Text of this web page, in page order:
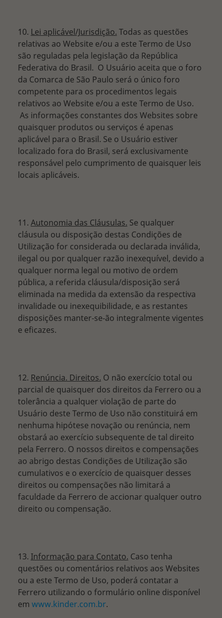
10. Lei aplicável/Jurisdição. Todas as questões
relativas ao Website e/ou a este Termo de Uso
são reguladas pela legislação da República
Federativa do Brasil. O Usuário aceita que o foro
da Comarca de São Paulo será o único foro
competente para os procedimentos legais
relativos ao Website e/ou a este Termo de Uso.
As informações constantes dos Websites sobre
quaisquer produtos ou serviços é apenas
aplicável para o Brasil. Se o Usuário estiver
localizado fora do Brasil, será exclusivamente
responsável pelo cumprimento de quaisquer leis
locais aplicáveis.
11. Autonomia das Cláusulas. Se qualquer
cláusula ou disposição destas Condições de
Utilização for considerada ou declarada inválida,
ilegal ou por qualquer razão inexequível, devido a
qualquer norma legal ou motivo de ordem
pública, a referida cláusula/disposição será
eliminada na medida da extensão da respectiva
invalidade ou inexequibilidade, e as restantes
disposições manter-se-ão integralmente vigentes
e eficazes.
12. Renúncia. Direitos. O não exercício total ou
parcial de quaisquer dos direitos da Ferrero ou a
tolerância a qualquer violação de parte do
Usuário deste Termo de Uso não constituirá em
nenhuma hipótese novação ou renúncia, nem
obstará ao exercício subsequente de tal direito
pela Ferrero. O nossos direitos e compensações
ao abrigo destas Condições de Utilização são
cumulativos e o exercício de quaisquer desses
direitos ou compensações não limitará a
faculdade da Ferrero de accionar qualquer outro
direito ou compensação.
13. Informação para Contato. Caso tenha
questões ou comentários relativos aos Websites
ou a este Termo de Uso, poderá contatar a
Ferrero utilizando o formulário online disponível
em www.kinder.com.br.